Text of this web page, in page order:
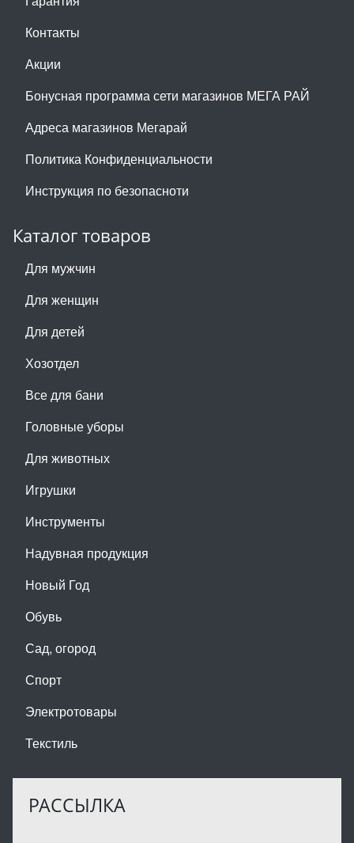
Контакты
Акции
Бонусная программа сети магазинов МЕГА РАЙ
Адреса магазинов Мегарай
Политика Конфиденциальности
Инструкция по безопасноти
Каталог товаров
Для мужчин
Для женщин
Для детей
Хозотдел
Все для бани
Головные уборы
Для животных
Игрушки
Инструменты
Надувная продукция
Новый Год
Обувь
Сад, огород
Спорт
Электротовары
Текстиль
РАССЫЛКА